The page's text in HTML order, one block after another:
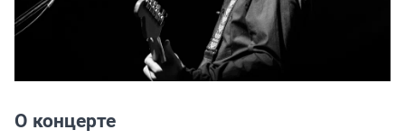
О концерте